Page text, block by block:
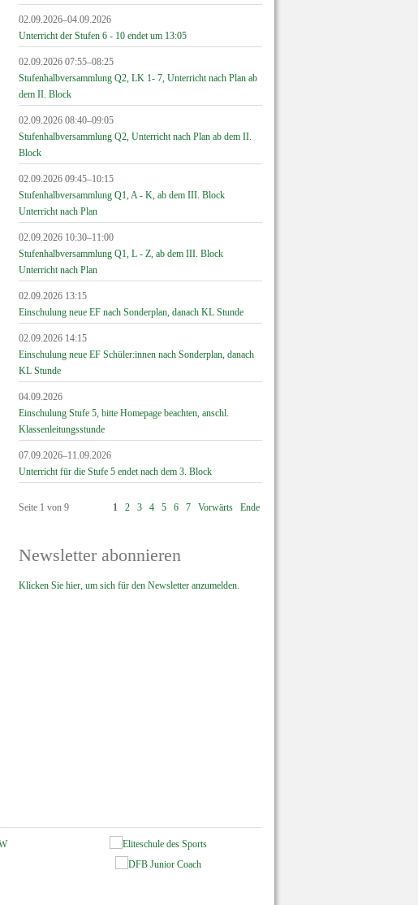
02.09.2026–04.09.2026
Unterricht der Stufen 6 - 10 endet um 13:05
02.09.2026 07:55–08:25
Stufenhalbversammlung Q2, LK 1- 7, Unterricht nach Plan ab
dem II. Block
02.09.2026 08:40–09:05
Stufenhalbversammlung Q2, Unterricht nach Plan ab dem II.
Block
02.09.2026 09:45–10:15
Stufenhalbversammlung Q1, A - K, ab dem III. Block
Unterricht nach Plan
02.09.2026 10:30–11:00
Stufenhalbversammlung Q1, L - Z, ab dem III. Block
Unterricht nach Plan
02.09.2026 13:15
Einschulung neue EF nach Sonderplan, danach KL Stunde
02.09.2026 14:15
Einschulung neue EF Schüler:innen nach Sonderplan, danach
KL Stunde
04.09.2026
Einschulung Stufe 5, bitte Homepage beachten, anschl.
Klassenleitungsstunde
07.09.2026–11.09.2026
Unterricht für die Stufe 5 endet nach dem 3. Block
Seite 1 von 9 1 2 3 4 5 6 7 Vorwärts Ende
Newsletter abonnieren
Klicken Sie hier, um sich für den Newsletter anzumelden.